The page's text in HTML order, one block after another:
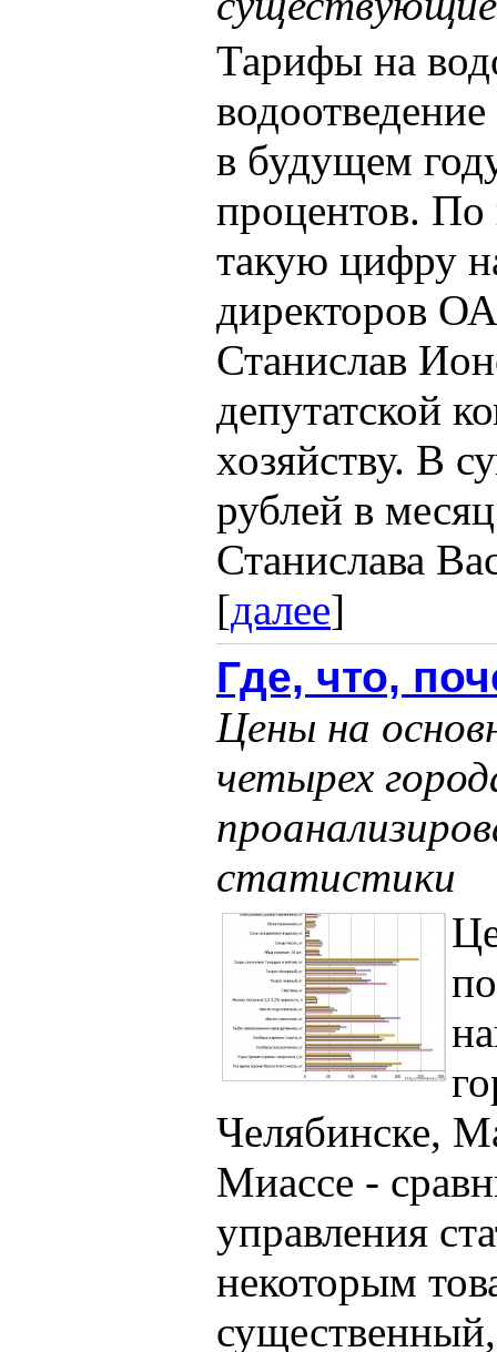
Тарифы на
в будущем
процентов.
такую цифру
директоров
Станислав
депутатской
хозяйству. В
рублей в
Станислава
[далее]
Где, что,
Цены на
четырех
статистики
Челябинске,
Миассе -
управления
некоторым